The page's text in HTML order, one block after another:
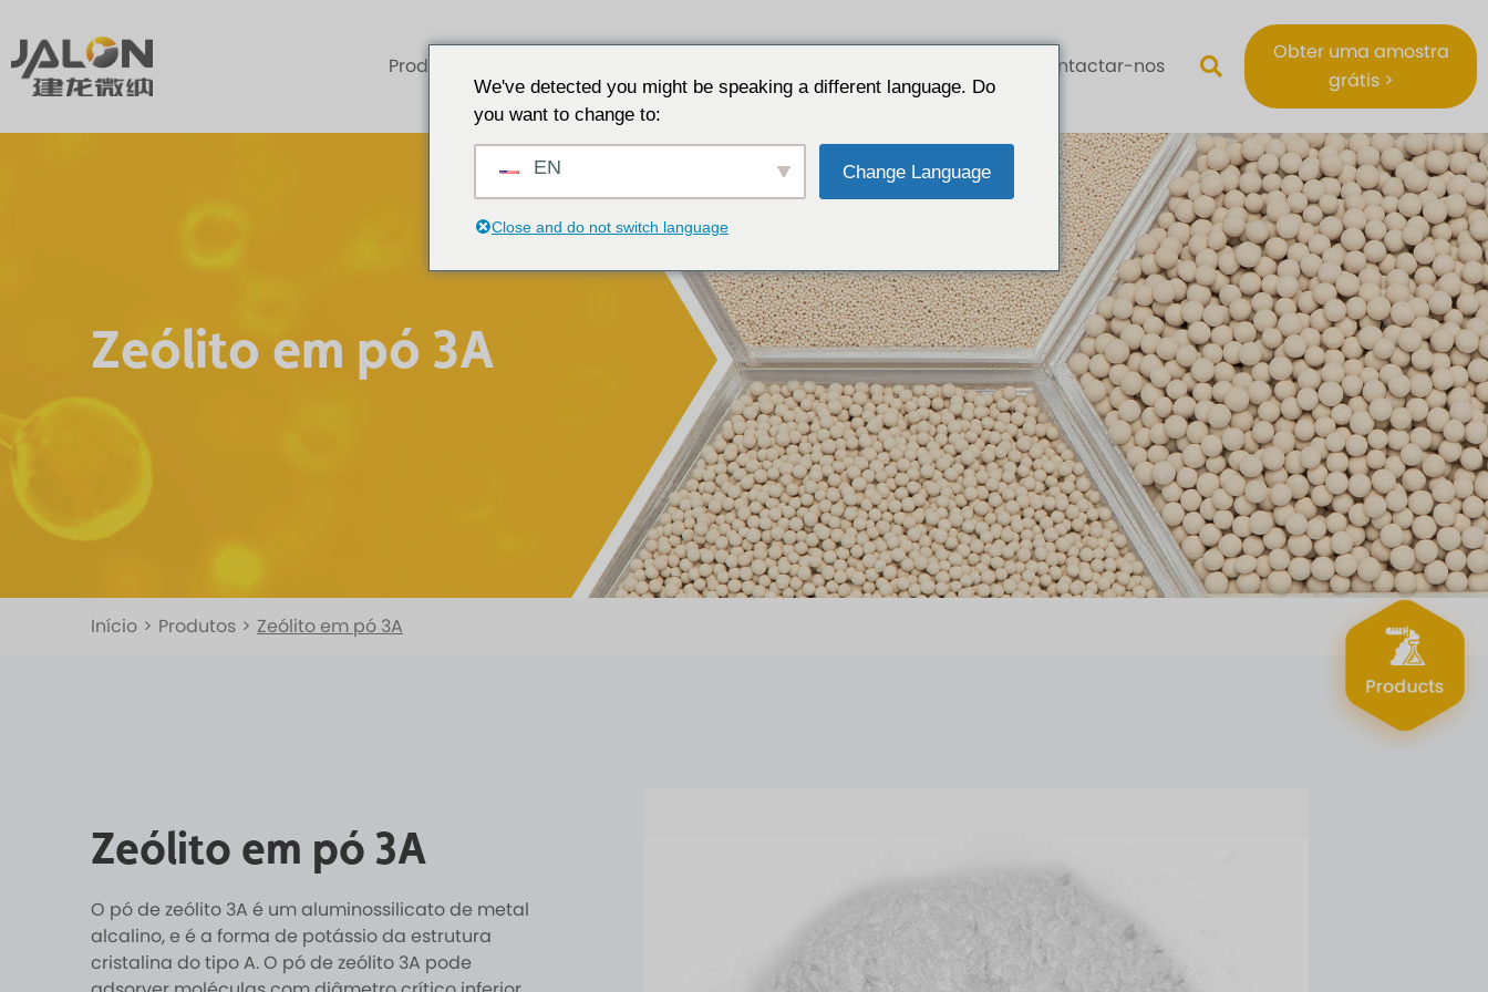
Produtos Contactar-nos
Obter uma amostra
grátis >
Zeólito em pó 3A
Início > Produtos > Zeólito em pó 3A
Zeólito em pó 3A
O pó de zeólito 3A é um aluminossilicato de metal
alcalino, e é a forma de potássio da estrutura
cristalina do tipo A. O pó de zeólito 3A pode
We've detected you might be speaking a different language. Do
you want to change to:
EN Change Language
Close and do not switch language